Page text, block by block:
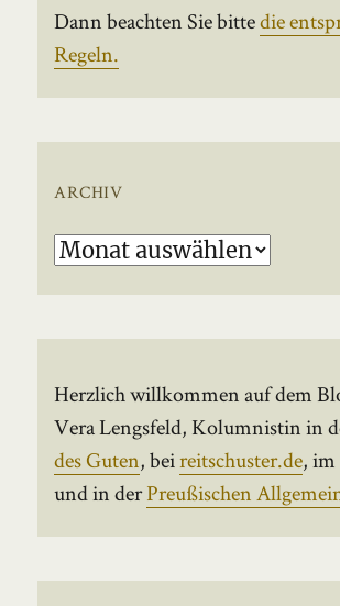
Dann beachten Sie bittedie
Regeln.
ARCHIV
Archiv
Herzlich willkommen auf dem
Vera Lengsfeld, Kolumnistin in
des Guten, beireitschuster.de, im
und in derPreußischen